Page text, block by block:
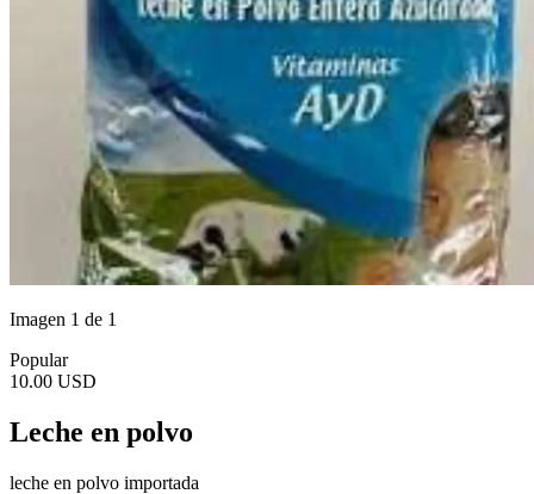
Imagen 1 de 1
Popular
10.00 USD
Leche en polvo
leche en polvo importada